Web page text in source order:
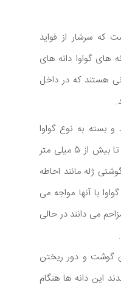
سرشار از فواید
های گواوا دانه های
هستند که در داخل
بسته به نوع گواوا
اندازه آنها از کمتر از 1 میلی متر تا بیش از 5 میلی متر
ژله مانند احاطه
با آنها مواجه می
می دانند در حالی
گوشت و دور ریختن
این دانه ها هنگام